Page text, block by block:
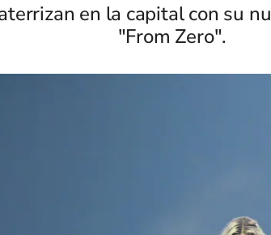
en la capital con su
"From Zero".